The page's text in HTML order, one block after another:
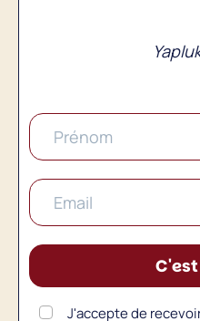
J'accepte de